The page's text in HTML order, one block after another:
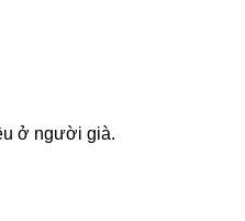
ở người già.